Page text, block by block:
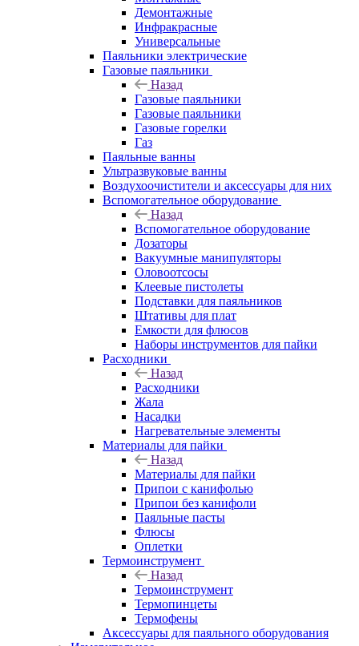
Демонтажные
Инфракрасные
Универсальные
Паяльники электрические
Газовые паяльники
Назад
Газовые паяльники
Газовые паяльники
Газовые горелки
Газ
Паяльные ванны
Ультразвуковые ванны
Воздухоочистители и аксессуары для них
Вспомогательное оборудование
Назад
Вспомогательное оборудование
Дозаторы
Вакуумные манипуляторы
Оловоотсосы
Клеевые пистолеты
Подставки для паяльников
Штативы для плат
Емкости для флюсов
Наборы инструментов для пайки
Расходники
Назад
Расходники
Жала
Насадки
Нагревательные элементы
Материалы для пайки
Назад
Материалы для пайки
Припои с канифолью
Припои без канифоли
Паяльные пасты
Флюсы
Оплетки
Термоинструмент
Назад
Термоинструмент
Термопинцеты
Термофены
Аксессуары для паяльного оборудования